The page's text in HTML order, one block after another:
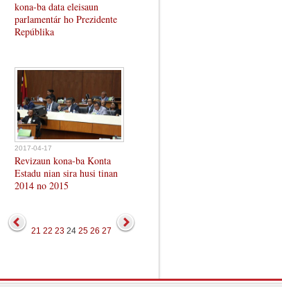
kona-ba data eleisaun
parlamentár ho Prezidente
Repúblika
2017-04-17
Revizaun kona-ba Konta
Estadu nian sira husi tinan
2014 no 2015
21 22 23 24 25 26 27